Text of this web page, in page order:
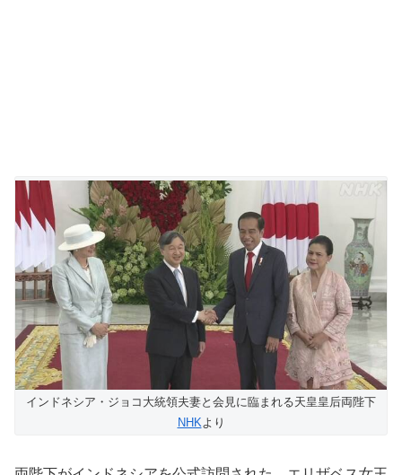
インドネシア・ジョコ大統領夫妻と会見に臨まれる天皇皇后両陛下
NHK より